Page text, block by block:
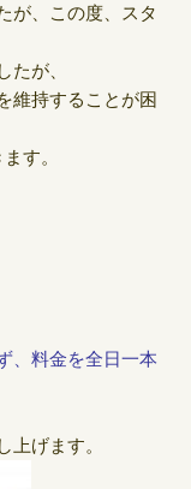
が、この度、スタ
たが、
維持することが困
す。
、料金を全日一本
上げます。